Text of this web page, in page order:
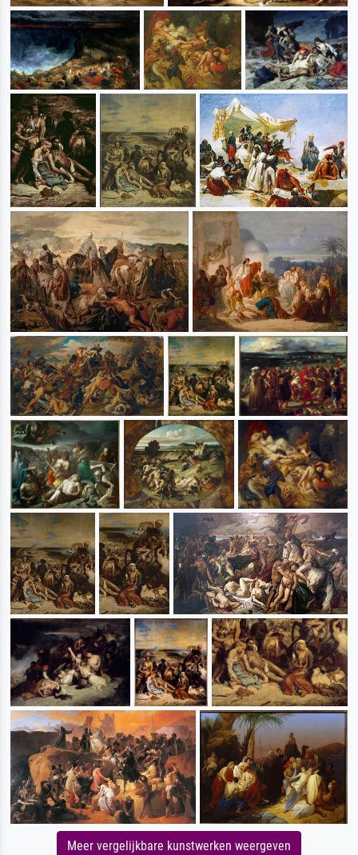
Meer vergelijkbare kunstwerken weergeven